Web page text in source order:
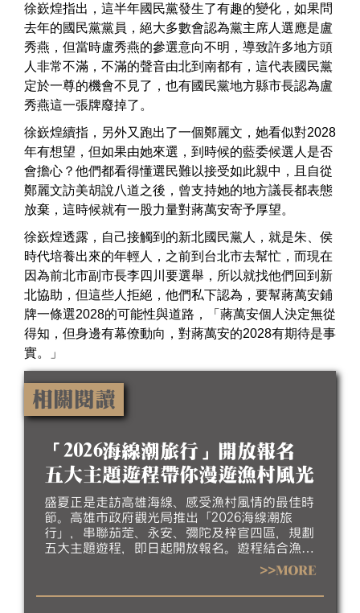
徐嶔煌指出，這半年國民黨發生了有趣的變化，如果問
去年的國民黨黨員，絕大多數會認為黨主席人選應是盧
秀燕，但當時盧秀燕的參選意向不明，導致許多地方頭
人非常不滿，不滿的聲音由北到南都有，這代表國民黨
定於一尊的機會不見了，也有國民黨地方縣市長認為盧
秀燕這一張牌廢掉了。
徐嶔煌續指，另外又跑出了一個鄭麗文，她看似對2028
年有想望，但如果由她來選，到時候的藍委候選人是否
會擔心？他們都看得懂選民難以接受如此親中，且自從
鄭麗文訪美胡說八道之後，曾支持她的地方議長都表態
放棄，這時候就有一股力量對蔣萬安寄予厚望。
徐嶔煌透露，自己接觸到的新北國民黨人，就是朱、侯
時代培養出來的年輕人，之前到台北市去幫忙，而現在
因為前北市副市長李四川要選舉，所以就找他們回到新
北協助，但這些人拒絕，他們私下認為，要幫蔣萬安鋪
牌一條選2028的可能性與道路，「蔣萬安個人決定無從
得知，但身邊有幕僚動向，對蔣萬安的2028有期待是事
實。」
相關閱讀
「2026海線潮旅行」開放報名
五大主題遊程帶你漫遊漁村風光
盛夏正是走訪高雄海線、感受漁村風情的最佳時
節。高雄市政府觀光局推出「2026海線潮旅
行」，串聯茄萣、永安、彌陀及梓官四區，規劃
五大主題遊程，即日起開放報名。遊程結合漁村
聚落、生態景觀、地方工藝、特色美食及互動體
驗，帶領民眾深入探索北高雄海線豐富的自然生
態、人文底蘊與漁村產業特色，歡迎大家相約來
>>MORE